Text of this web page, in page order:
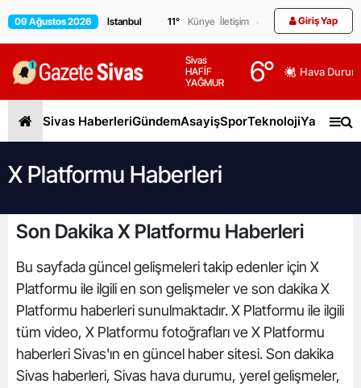
09 Ağustos 2026 11° Künye İletişim Giriş Yap
Sivas
HAFİF
YAĞMUR
6° Hava
Sivas HaberleriGündemAsayişSporTeknolojiYaşam
X Platformu Haberleri
Son Dakika X Platformu Haberleri
Bu sayfada güncel gelişmeleri takip edenler için X
Platformu ile ilgili en son gelişmeler ve son dakika X
Platformu haberleri sunulmaktadır. X Platformu ile ilgili
tüm video, X Platformu fotoğrafları ve X Platformu
haberleri Sivas'ın en güncel haber sitesi. Son dakika
Sivas haberleri, Sivas hava durumu, yerel gelişmeler,